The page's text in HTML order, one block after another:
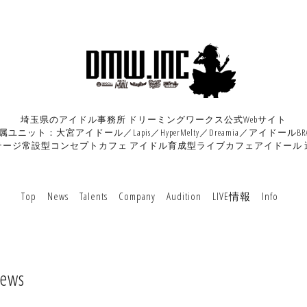
埼玉県のアイドル事務所 ドリーミングワークス公式Webサイト
ユニット：大宮アイドール／Lapis／HyperMelty／Dreamia／アイドール
ージ常設型コンセプトカフェ アイドル育成型ライブカフェアイドール
Top News Talents Company Audition LIVE情報 Info